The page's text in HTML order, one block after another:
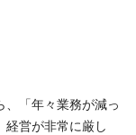
、「年々業務が減っ
経営が非常に厳し